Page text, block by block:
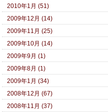
2010年1月 (51)
2009年12月 (14)
2009年11月 (25)
2009年10月 (14)
2009年9月 (1)
2009年8月 (1)
2009年1月 (34)
2008年12月 (67)
2008年11月 (37)